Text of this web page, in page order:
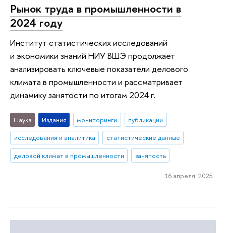
Рынок труда в промышленности в
2024 году
Институт статистических исследований
и экономики знаний НИУ ВШЭ продолжает
анализировать ключевые показатели делового
климата в промышленности и рассматривает
динамику занятости по итогам 2024 г.
Наука Издания мониторинги
публикации
исследования и аналитика
статистические данные
деловой климат в промышленности
занятость
16 апреля 2025